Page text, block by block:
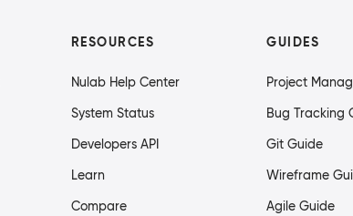
RESOURCES
Nulab Help Center
System Status
Developers API
Learn
Compare
GUIDES
Project
Bug Tracking
Git Guide
Wireframe
Agile Guide